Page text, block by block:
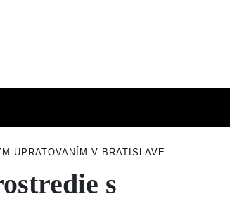
UPRATOVANÍM V BRATISLAVE
s